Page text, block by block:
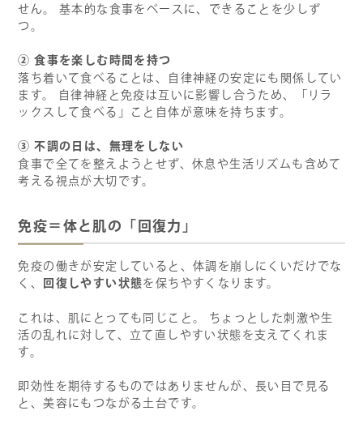
せん。 基本的な食事をベースに、できることを少しず
つ。
②食事を楽しむ時間を持つ
落ち着いて食べることは、自律神経の安定にも関係してい
ます。 自律神経と免疫は互いに影響し合うため、「リラ
ックスして食べる」こと自体が意味を持ちます。
③不調の日は、無理をしない
食事で全てを整えようとせず、休息や生活リズムも含めて
考える視点が大切です。
免疫＝体と肌の「回復力」
免疫の働きが安定していると、体調を崩しにくいだけでな
く、
回復しやすい状態を保ちやすくなります。
これは、肌にとっても同じこと。 ちょっとした刺激や生
活の乱れに対して、立て直しやすい状態を支えてくれま
す。
即効性を期待するものではありませんが、長い目で見る
と、美容にもつながる土台です。